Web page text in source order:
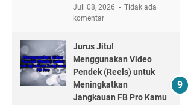
Juli 08, 2026
Tidak ada
komentar
Jurus Jitu!
Menggunakan Video
Pendek (Reels) untuk
Meningkatkan
Jangkauan FB Pro Kamu